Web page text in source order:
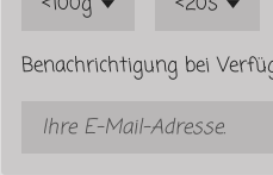
Benachrichtigung bei